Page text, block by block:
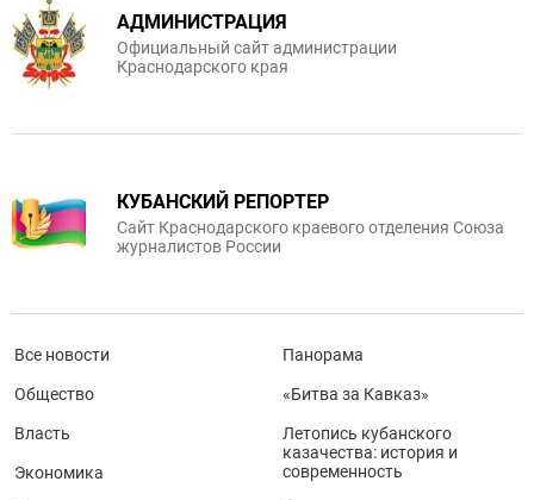
АДМИНИСТРАЦИЯ
Официальный сайт администрации
Краснодарского края
КУБАНСКИЙ РЕПОРТЕР
Сайт Краснодарского краевого отделения Союза
журналистов России
Все новости
Общество
Власть
Экономика
Панорама
«Битва за Кавказ»
Летопись кубанского
казачества: история и
современность